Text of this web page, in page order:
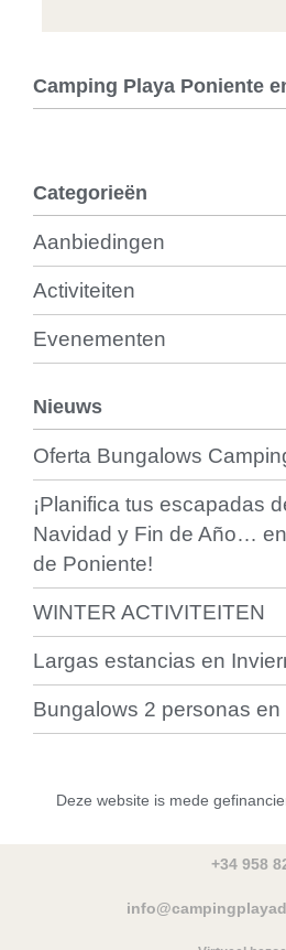
Camping Playa Poniente
Categorieën
Aanbiedingen
Activiteiten
Evenementen
Nieuws
Oferta Bungalows
¡Planifica tus escapadas
Navidad y Fin de Año…
de Poniente!
WINTER ACTIVITEITEN
Largas estancias en
Bungalows 2 personas en
Deze website is mede
+34 958